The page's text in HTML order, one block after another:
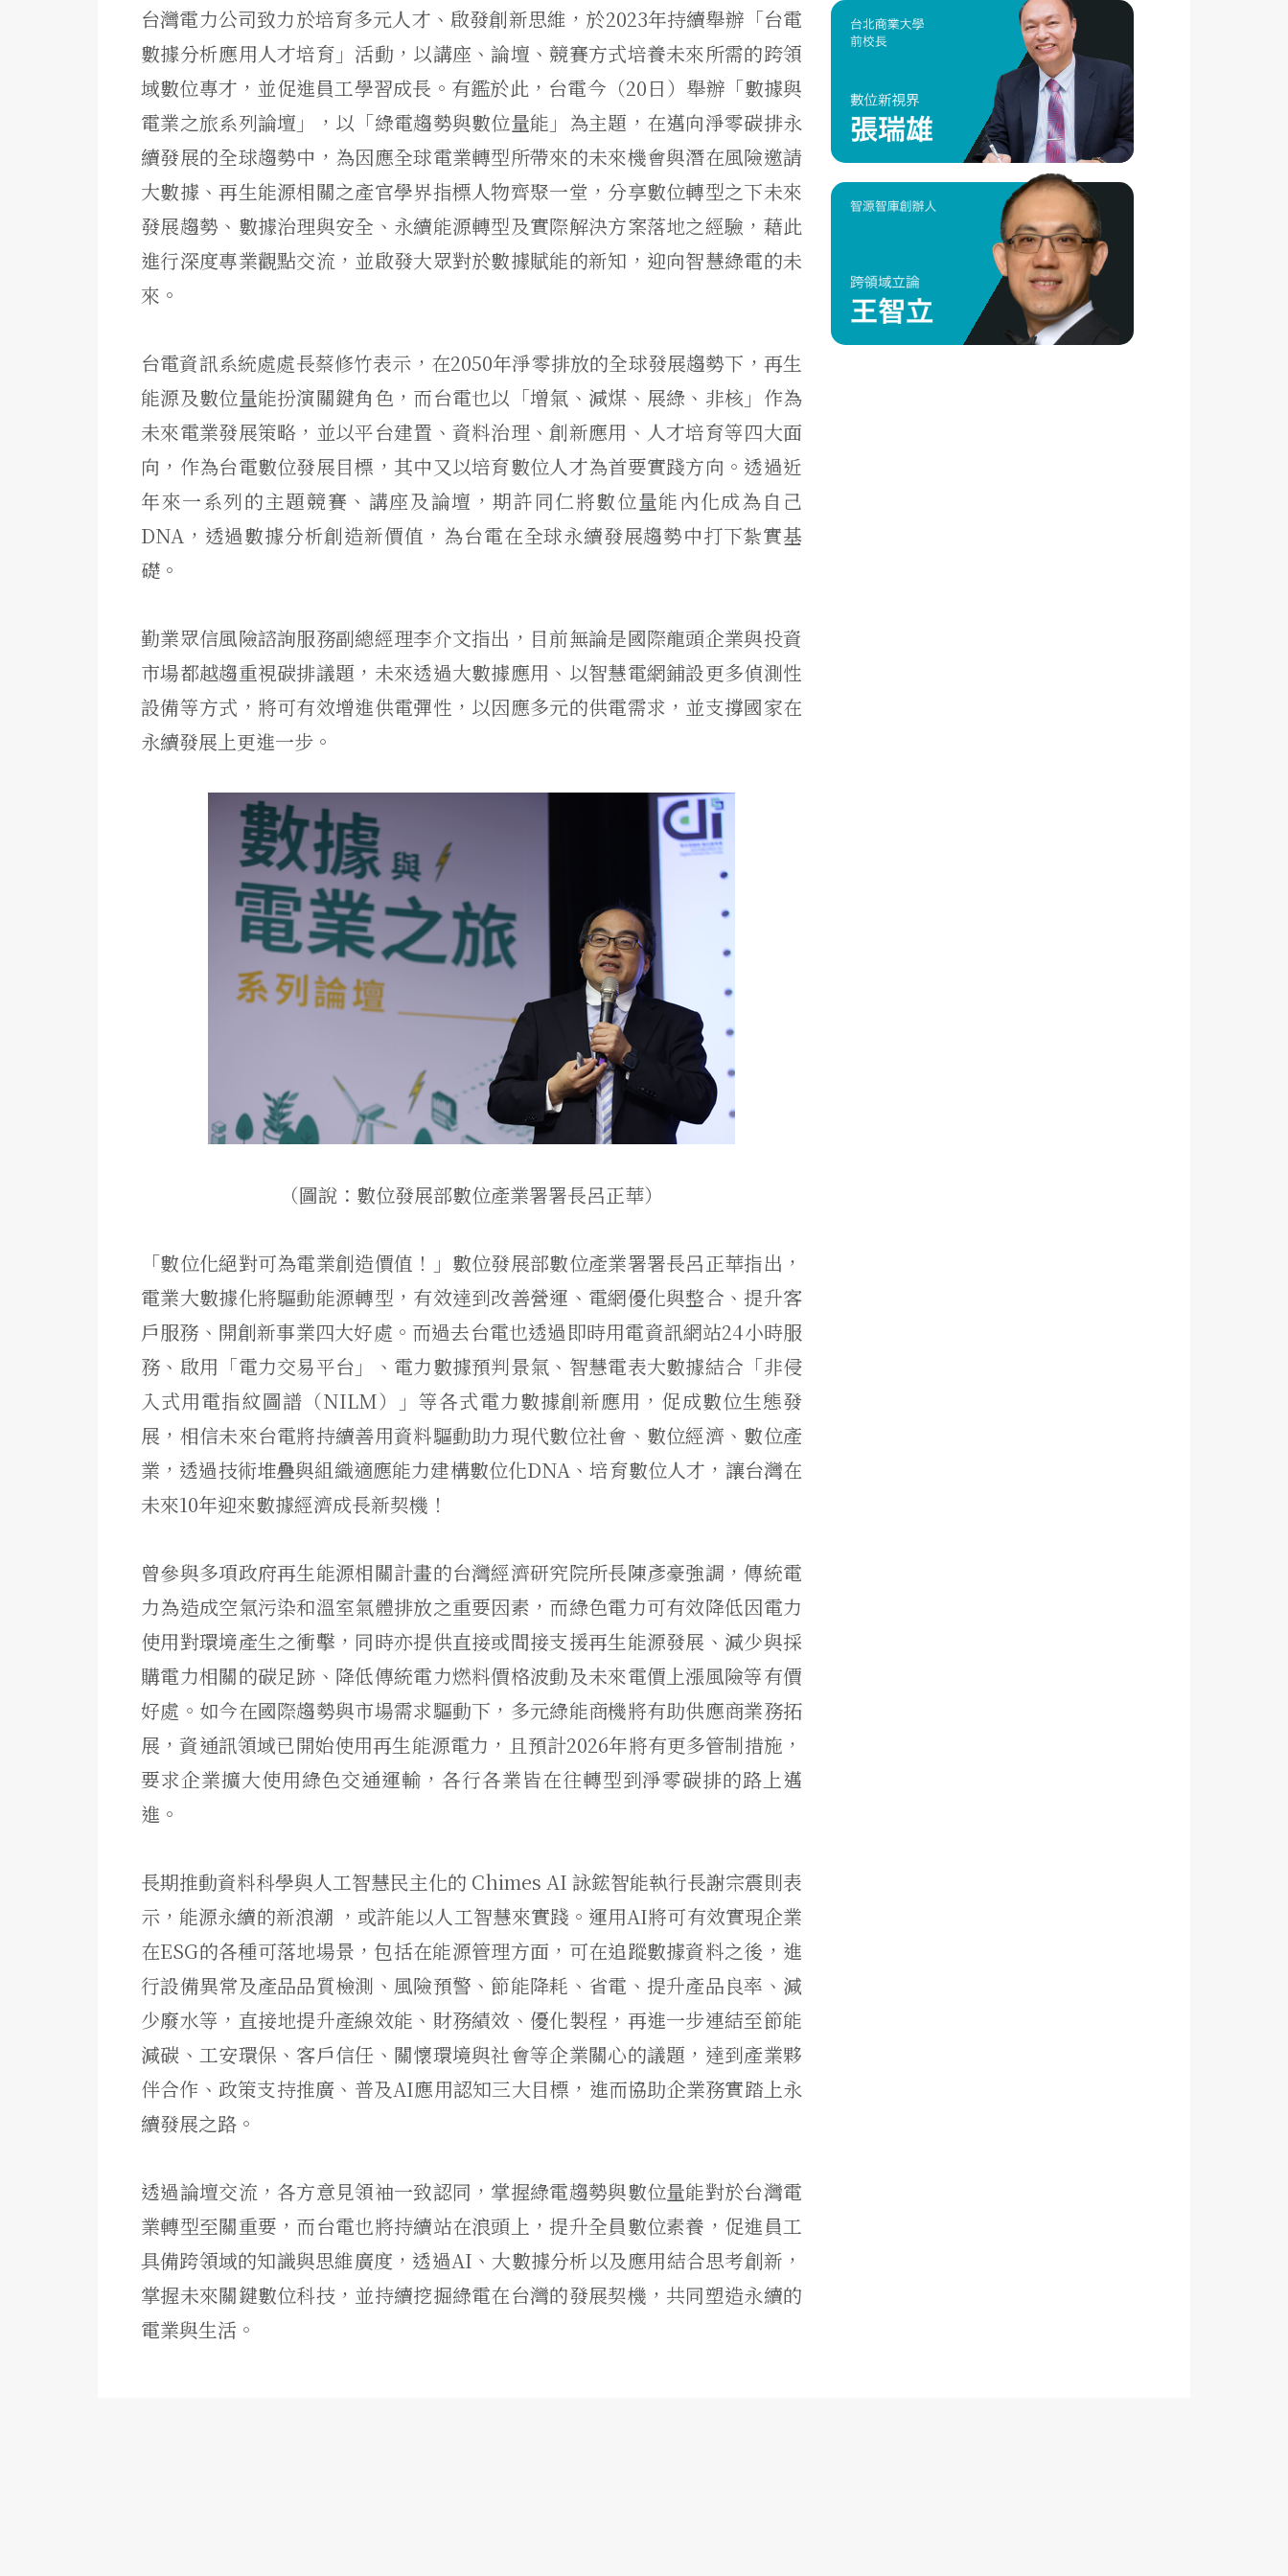
台灣電力公司致力於培育多元人才、啟發創新思維，於2023年持續舉辦「台電
數據分析應用人才培育」活動，以講座、論壇、競賽方式培養未來所需的跨領
域數位專才，並促進員工學習成長。有鑑於此，台電今（20日）舉辦「數據與
電業之旅系列論壇」，以「綠電趨勢與數位量能」為主題，在邁向淨零碳排永
續發展的全球趨勢中，為因應全球電業轉型所帶來的未來機會與潛在風險邀請
大數據、再生能源相關之產官學界指標人物齊聚一堂，分享數位轉型之下未來
發展趨勢、數據治理與安全、永續能源轉型及實際解決方案落地之經驗，藉此
進行深度專業觀點交流，並啟發大眾對於數據賦能的新知，迎向智慧綠電的未
來。
台電資訊系統處處長蔡修竹表示，在2050年淨零排放的全球發展趨勢下，再生
能源及數位量能扮演關鍵角色，而台電也以「增氣、減煤、展綠、非核」作為
未來電業發展策略，並以平台建置、資料治理、創新應用、人才培育等四大面
向，作為台電數位發展目標，其中又以培育數位人才為首要實踐方向。透過近
年來一系列的主題競賽、講座及論壇，期許同仁將數位量能內化成為自己
DNA，透過數據分析創造新價值，為台電在全球永續發展趨勢中打下紮實基
礎。
勤業眾信風險諮詢服務副總經理李介文指出，目前無論是國際龍頭企業與投資
市場都越趨重視碳排議題，未來透過大數據應用、以智慧電網鋪設更多偵測性
設備等方式，將可有效增進供電彈性，以因應多元的供電需求，並支撐國家在
永續發展上更進一步。
（圖說：數位發展部數位產業署署長呂正華）
「數位化絕對可為電業創造價值！」數位發展部數位產業署署長呂正華指出，
電業大數據化將驅動能源轉型，有效達到改善營運、電網優化與整合、提升客
戶服務、開創新事業四大好處。而過去台電也透過即時用電資訊網站24小時服
務、啟用「電力交易平台」、電力數據預判景氣、智慧電表大數據結合「非侵
入式用電指紋圖譜（NILM）」等各式電力數據創新應用，促成數位生態發
展，相信未來台電將持續善用資料驅動助力現代數位社會、數位經濟、數位產
業，透過技術堆疊與組織適應能力建構數位化DNA、培育數位人才，讓台灣在
未來10年迎來數據經濟成長新契機！
曾參與多項政府再生能源相關計畫的台灣經濟研究院所長陳彥豪強調，傳統電
力為造成空氣污染和溫室氣體排放之重要因素，而綠色電力可有效降低因電力
使用對環境產生之衝擊，同時亦提供直接或間接支援再生能源發展、減少與採
購電力相關的碳足跡、降低傳統電力燃料價格波動及未來電價上漲風險等有價
好處。如今在國際趨勢與市場需求驅動下，多元綠能商機將有助供應商業務拓
展，資通訊領域已開始使用再生能源電力，且預計2026年將有更多管制措施，
要求企業擴大使用綠色交通運輸，各行各業皆在往轉型到淨零碳排的路上邁
進。
長期推動資料科學與人工智慧民主化的 Chimes AI 詠鋐智能執行長謝宗震則表
示，能源永續的新浪潮 ，或許能以人工智慧來實踐。運用AI將可有效實現企業
在ESG的各種可落地場景，包括在能源管理方面，可在追蹤數據資料之後，進
行設備異常及產品品質檢測、風險預警、節能降耗、省電、提升產品良率、減
少廢水等，直接地提升產線效能、財務績效、優化製程，再進一步連結至節能
減碳、工安環保、客戶信任、關懷環境與社會等企業關心的議題，達到產業夥
伴合作、政策支持推廣、普及AI應用認知三大目標，進而協助企業務實踏上永
續發展之路。
透過論壇交流，各方意見領袖一致認同，掌握綠電趨勢與數位量能對於台灣電
業轉型至關重要，而台電也將持續站在浪頭上，提升全員數位素養，促進員工
具備跨領域的知識與思維廣度，透過AI、大數據分析以及應用結合思考創新，
掌握未來關鍵數位科技，並持續挖掘綠電在台灣的發展契機，共同塑造永續的
電業與生活。